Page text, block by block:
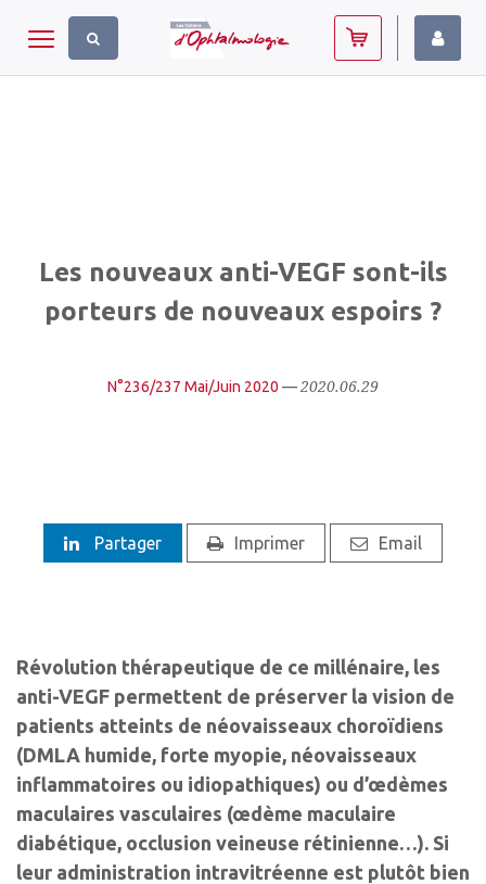
Toggle navigation
Les nouveaux anti-VEGF sont-ils
porteurs de nouveaux espoirs ?
N°236/237 Mai/Juin 2020 —2020.06.29
Partager Imprimer Email
Révolution thérapeutique de ce millénaire, les
anti-VEGF permettent de préserver la vision de
patients atteints de néovaisseaux choroïdiens
(DMLA humide, forte myopie, néovaisseaux
inflammatoires ou idiopathiques) ou d’œdèmes
maculaires vasculaires (œdème maculaire
diabétique, occlusion veineuse rétinienne…). Si
leur administration intravitréenne est plutôt bien
Panneau de gestion des cookies